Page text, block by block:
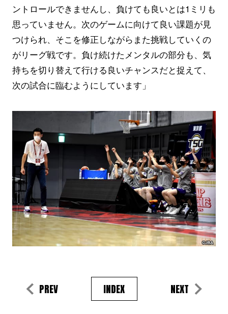
ントロールできませんし、負けても良いとは1ミリも
思っていません。次のゲームに向けて良い課題が見
つけられ、そこを修正しながらまた挑戦していくの
がリーグ戦です。負け続けたメンタルの部分も、気
持ちを切り替えて行ける良いチャンスだと捉えて、
次の試合に臨むようにしています」
PREV INDEX NEXT